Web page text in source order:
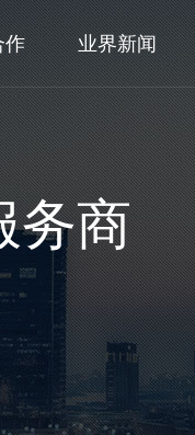
作 业界新闻
务商